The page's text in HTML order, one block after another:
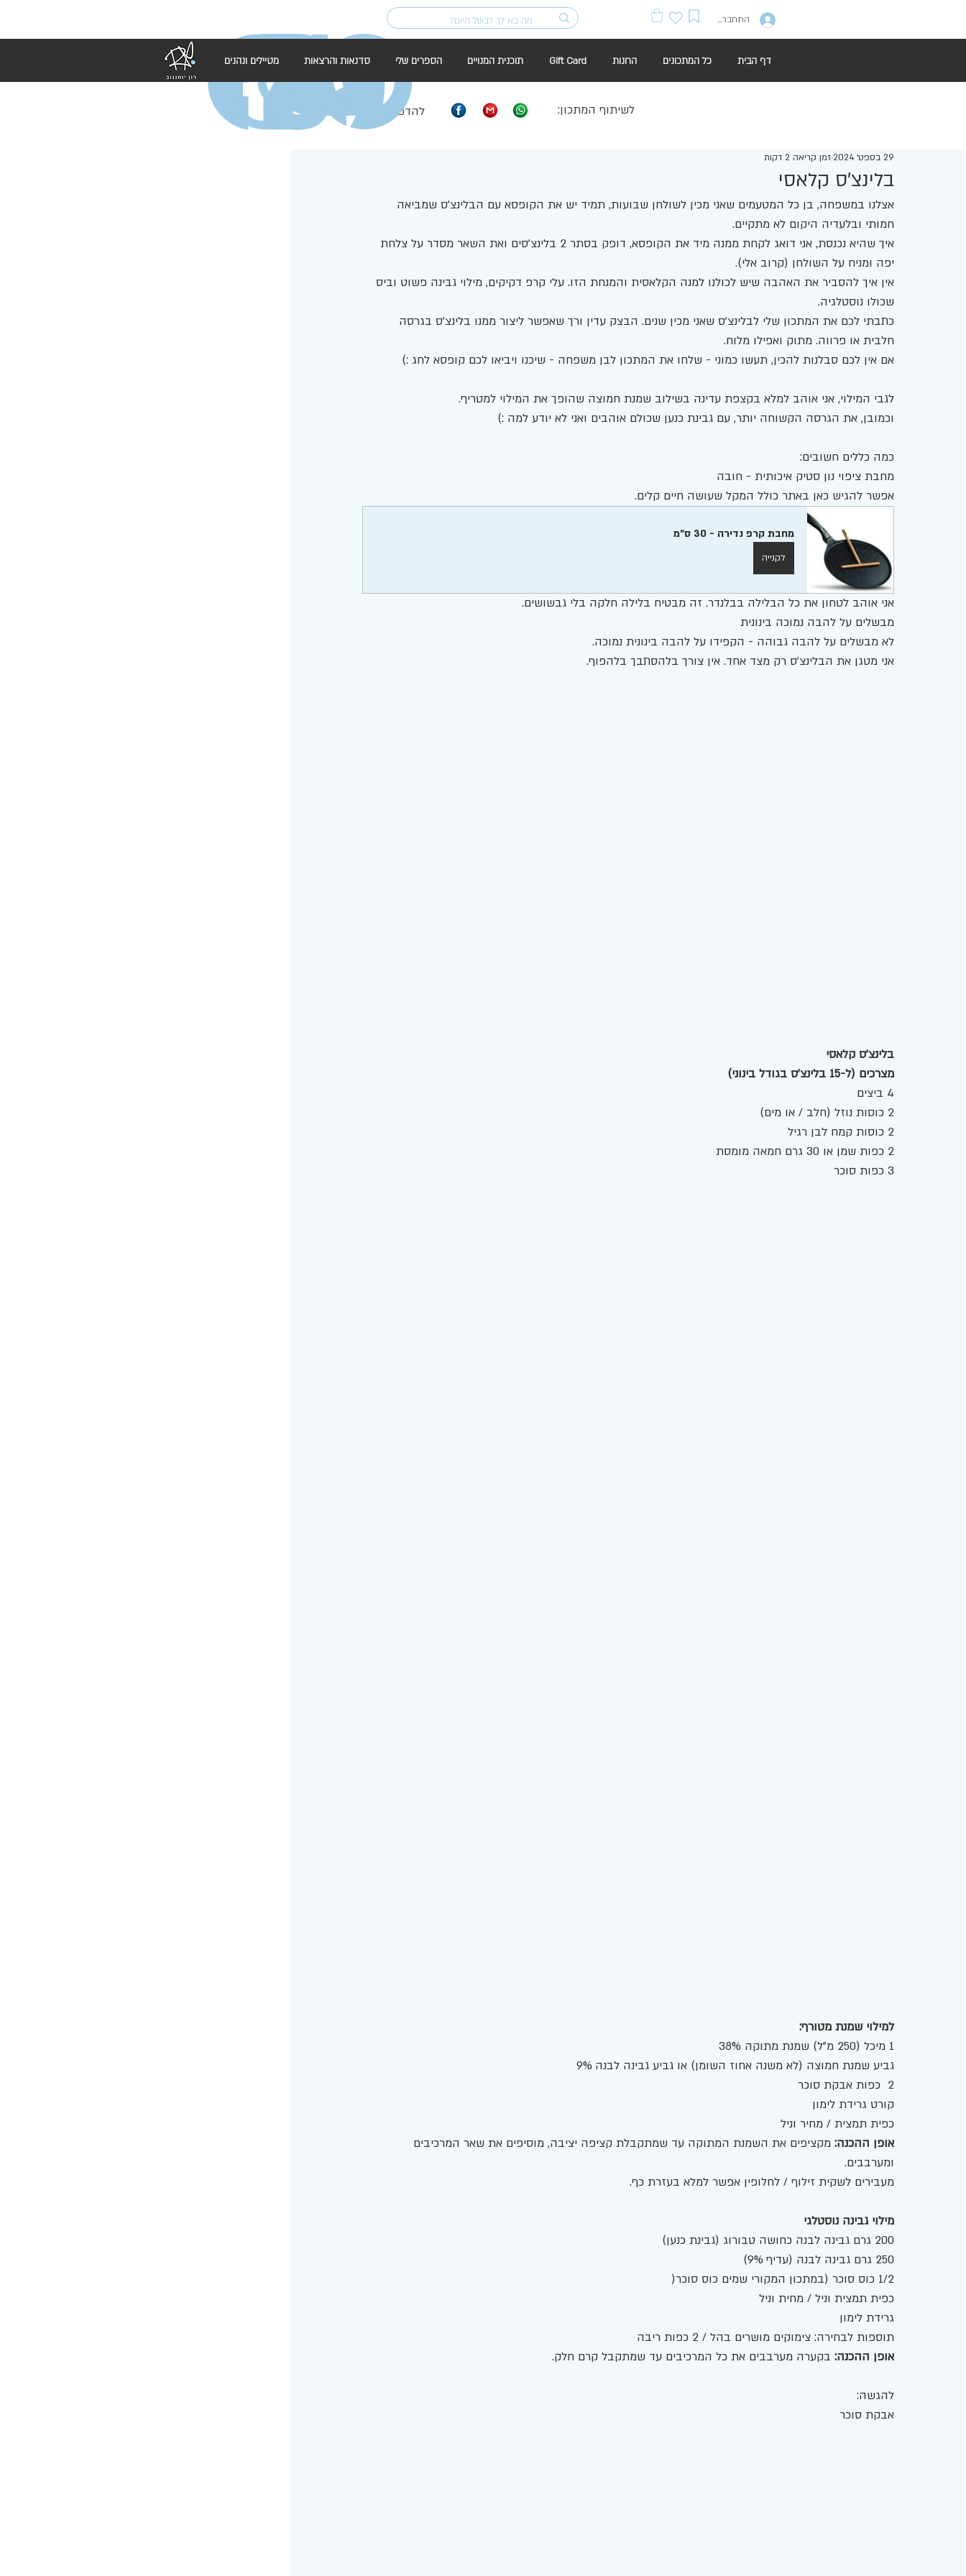
התחברות
דף הבית כל המתכונים החנות Gift Card תוכנית המנויים הספרים שלי סדנאות והרצאות מטיילים ונהנים
להדפסה: לשיתוף המתכון:
בלינצ'ס קלאסי
29 בספט׳ 2024 זמן קריאה 2 דקות
אצלנו במשפחה, בן כל המטעמים שאני מכין לשולחן שבועות, תמיד יש את הקופסא עם הבלינצ'ס שמביאה
חמותי ובלעדיה היקום לא מתקיים.
איך שהיא נכנסת, אני דואג לקחת ממנה מיד את הקופסא, דופק בסתר 2 בלינצ'סים ואת השאר מסדר על צלחת
יפה ומניח על השולחן (קרוב אלי).
אין איך להסביר את האהבה שיש לכולנו למנה הקלאסית והמנחת הזו. עלי קרפ דקיקים, מילוי גבינה פשוט וביס
שכולו נוסטלגיה.
כתבתי לכם את המתכון שלי לבלינצ'ס שאני מכין שנים. הבצק עדין ורך שאפשר ליצור ממנו בלינצ'ס בגרסה
חלבית או פרווה. מתוק ואפילו מלוח.
אם אין לכם סבלנות להכין, תעשו כמוני - שלחו את המתכון לבן משפחה - שיכנו ויביאו לכם קופסא לחג :)
לגבי המילוי, אני אוהב למלא בקצפת עדינה בשילוב שמנת חמוצה שהופך את המילוי למטריף.
וכמובן, את הגרסה הקשוחה יותר, עם גבינת כנען שכולם אוהבים ואני לא יודע למה :)
כמה כללים חשובים:
מחבת ציפוי נון סטיק איכותית - חובה
אפשר להגיש כאן באתר כולל המקל שעושה חיים קלים.
מחבת קרפ נדירה - 30 ס"מ
לקנייה
אני אוהב לטחון את כל הבלילה בבלנדר. זה מבטיח בלילה חלקה בלי גבשושים.
מבשלים על להבה נמוכה בינונית
לא מבשלים על להבה גבוהה - הקפידו על להבה בינונית נמוכה.
אני מטגן את הבלינצ'ס רק מצד אחד. אין צורך בלהסתבך בלהפוף.
בלינצ'ס קלאסי
מצרכים (ל-15 בלינצ’ס בגודל בינוני)
4 ביצים
2 כוסות נוזל (חלב / או מים)
2 כוסות קמח לבן רגיל
2 כפות שמן או 30 גרם חמאה מומסת
3 כפות סוכר
למילוי שמנת מטורף:
1 מיכל (250 מ”ל) שמנת מתוקה 38%
גביע שמנת חמוצה (לא משנה אחוז השומן) או גביע גבינה לבנה 9%
2  כפות אבקת סוכר
קורט גרידת לימון
כפית תמצית / מחיר וניל
אופן ההכנה: מקציפים את השמנת המתוקה עד שמתקבלת קציפה יציבה, מוסיפים את שאר המרכיבים
ומערבבים.
מעבירים לשקית זילוף / לחלופין אפשר למלא בעזרת כף.
מילוי גבינה נוסטלגי
200 גרם גבינה לבנה כחושה טבורוג (גבינת כנען)
250 גרם גבינה לבנה (עדיף 9%)
1/2 כוס סוכר (במתכון המקורי שמים כוס סוכר(
כפית תמצית וניל / מחית וניל
גרידת לימון
תוספות לבחירה: צימוקים מושרים בהל / 2 כפות ריבה
אופן ההכנה: בקערה מערבבים את כל המרכיבים עד שמתקבל קרם חלק.
להגשה:
אבקת סוכר